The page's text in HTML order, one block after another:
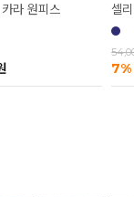
라 원피스 셀
7%